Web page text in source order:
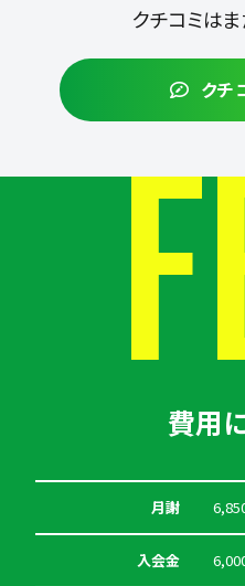
クチコミは
クチ
費用
月謝
入会金